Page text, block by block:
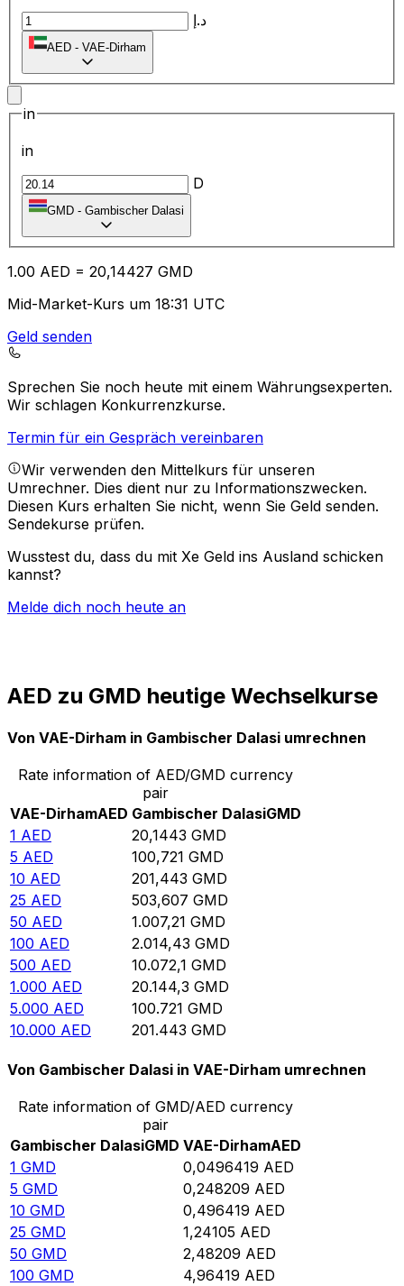
د.إ
AED - VAE-Dirham
in
in
D
GMD - Gambischer Dalasi
1.00 AED = 20,14427 GMD
Mid-Market-Kurs um 18:31 UTC
Geld senden
Sprechen Sie noch heute mit einem Währungsexperten.
Wir schlagen Konkurrenzkurse.
Termin für ein Gespräch vereinbaren
Wir verwenden den Mittelkurs für unseren
Umrechner. Dies dient nur zu Informationszwecken.
Diesen Kurs erhalten Sie nicht, wenn Sie Geld senden.
Sendekurse prüfen.
Wusstest du, dass du mit Xe Geld ins Ausland schicken
kannst?
Melde dich noch heute an
AED zu GMD heutige Wechselkurse
Von VAE-Dirham in Gambischer Dalasi umrechnen
Rate information of AED/GMD currency
pair
VAE-DirhamAED Gambischer DalasiGMD
1 AED 20,1443 GMD
5 AED 100,721 GMD
10 AED 201,443 GMD
25 AED 503,607 GMD
50 AED 1.007,21 GMD
100 AED 2.014,43 GMD
500 AED 10.072,1 GMD
1.000 AED 20.144,3 GMD
5.000 AED 100.721 GMD
10.000 AED 201.443 GMD
Von Gambischer Dalasi in VAE-Dirham umrechnen
Rate information of GMD/AED currency
pair
Gambischer DalasiGMD VAE-DirhamAED
1 GMD 0,0496419 AED
5 GMD 0,248209 AED
10 GMD 0,496419 AED
25 GMD 1,24105 AED
50 GMD 2,48209 AED
100 GMD 4,96419 AED